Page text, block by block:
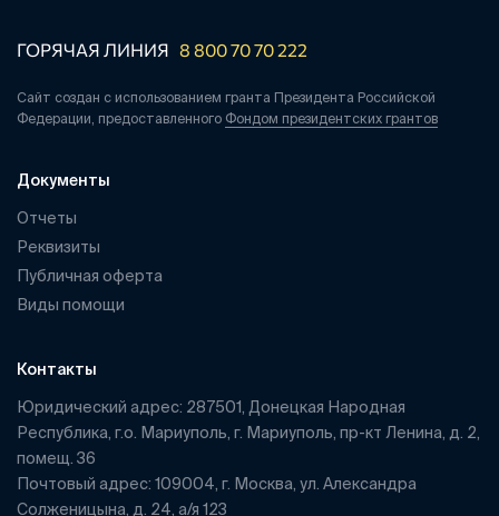
ГОРЯЧАЯ ЛИНИЯ 8 800 70 70 222
Сайт создан с использованием гранта Президента Российской
Федерации, предоставленного Фондом президентских грантов
Документы
Отчеты
Реквизиты
Публичная оферта
Виды помощи
Контакты
Юридический адрес: 287501, Донецкая Народная
Республика, г.о. Мариуполь, г. Мариуполь, пр-кт Ленина, д. 2,
помещ. 36
Почтовый адрес: 109004, г. Москва, ул. Александра
Солженицына, д. 24, а/я 123